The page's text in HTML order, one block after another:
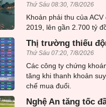
Thứ Sáu 08:30, 7/8/2026
Khoản phải thu của
2019, lên gần 2.700 tỷ
Thị trường thiếu
Thứ Sáu 07:20, 7/8/2026
Các công ty chứng
tăng khi thanh khoản
chế mua đuổi.
Nghệ An tăng tốc